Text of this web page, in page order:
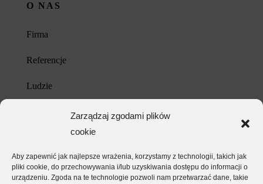
Zarządzaj zgodami plików
cookie
Aby zapewnić jak najlepsze wrażenia, korzystamy z technologii, takich jak
pliki cookie, do przechowywania i/lub uzyskiwania dostępu do informacji o
urządzeniu. Zgoda na te technologie pozwoli nam przetwarzać dane, takie
O NAS
Firma
Referencje
Ludzie
Unia Europejska